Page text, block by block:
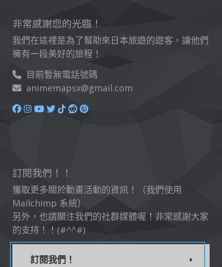
非常感謝您的光臨！
我們在這裡是為了幫助來日本旅遊的遊客，讓他們
擁有一段美好的旅程！
目前暫無電話號碼
animemapsx@gmail.com
訂閱我們！！
獲取更多關於動畫活動的資訊！（我們使用
Mailchimp 系統）
另外，也請關注我們的社群媒體喔！非常感謝大家
的支持！！(#^^#)
訂閱我們！